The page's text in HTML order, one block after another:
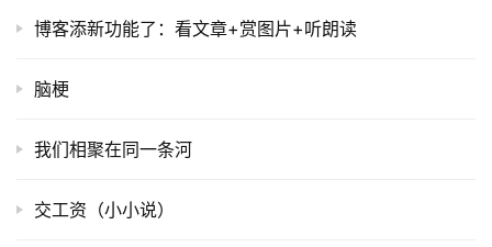
博客添新功能了：看文章+赏图片+听朗读
脑梗
我们相聚在同一条河
交工资（小小说）